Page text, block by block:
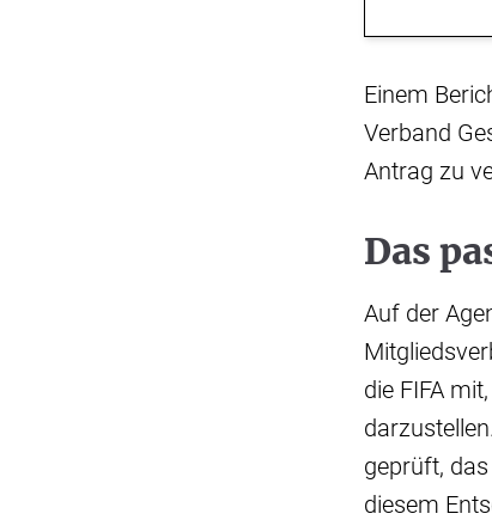
Einem
Verband
Antrag zu
Das
Auf der
die FIFA
geprüft,
diesem